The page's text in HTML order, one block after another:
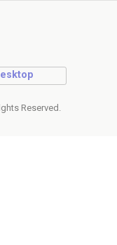
Reserved.